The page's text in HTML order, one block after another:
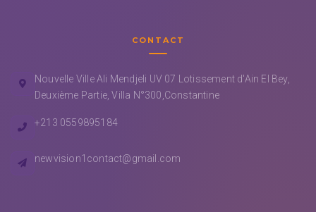
CONTACT
Nouvelle Ville Ali Mendjeli UV 07 Lotissement d'Ain El Bey,
Deuxième Partie, Villa N°300,Constantine
+213 0559895184
newvision1contact@gmail.com